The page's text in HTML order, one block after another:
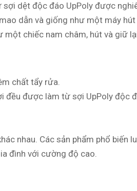
dệt độc đáo UpPoly được
dẫn và giống như một máy
chiếc nam châm, hút và giữ
chất tẩy rửa.
đều được làm từ sợi UpPoly độc
nhau. Các sản phẩm phổ biến
đình với cường độ cao.